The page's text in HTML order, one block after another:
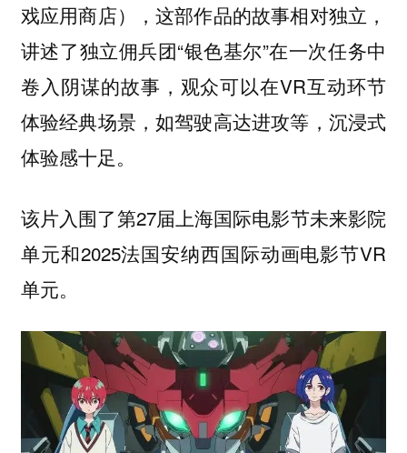
戏应用商店），这部作品的故事相对独立，
讲述了独立佣兵团“银色基尔”在一次任务中
卷入阴谋的故事，观众可以在VR互动环节
体验经典场景，如驾驶高达进攻等，沉浸式
体验感十足。
该片入围了第27届上海国际电影节未来影院
单元和2025法国安纳西国际动画电影节VR
单元。